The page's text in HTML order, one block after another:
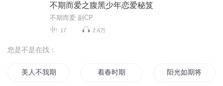
不期而爱之腹黑少年恋爱秘笈
不期而爱 副CP
17 2.6万
您是不是在找：
美人不我期 着春时期 阳光如期将至